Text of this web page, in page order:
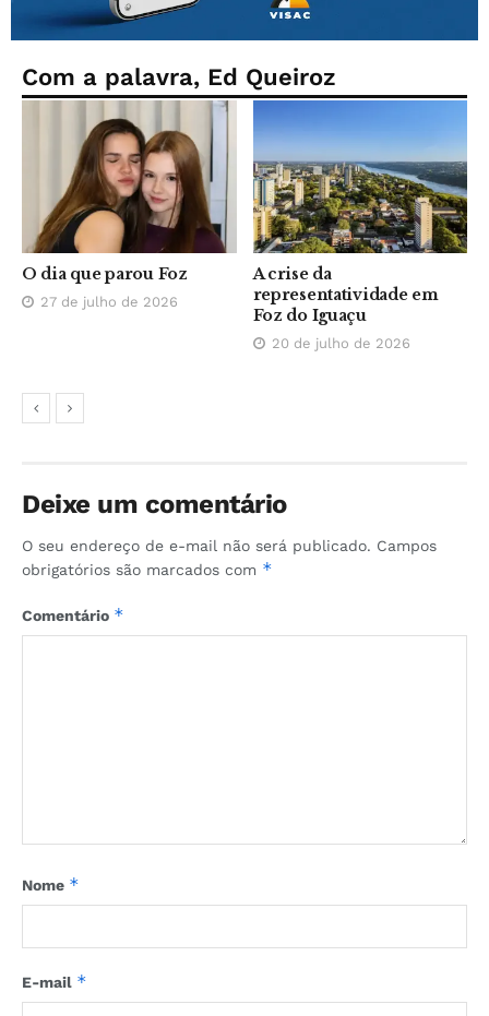
Com a palavra, Ed Queiroz
O dia que parou Foz
27 de julho de 2026
A crise da
representatividade em
Foz do Iguaçu
20 de julho de 2026
Deixe um comentário
O seu endereço de e-mail não será publicado. Campos
obrigatórios são marcados com *
Comentário *
Nome *
E-mail *